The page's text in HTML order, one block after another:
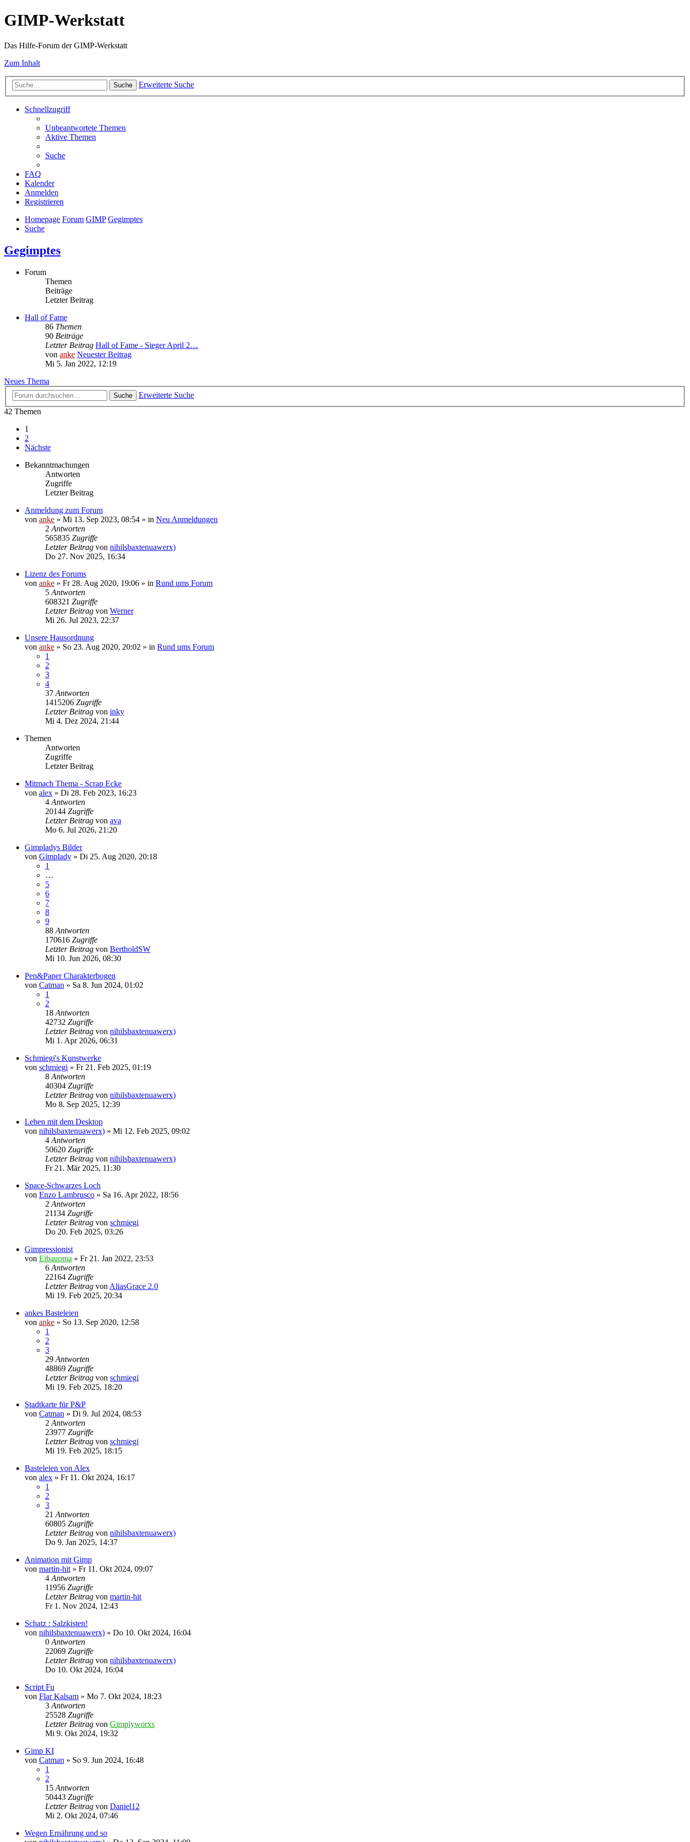
GIMP-Werkstatt
Das Hilfe-Forum der GIMP-Werkstatt
Zum Inhalt
Suche Erweiterte Suche
Schnellzugriff
Unbeantwortete Themen
Aktive Themen
Suche
FAQ
Kalender
Anmelden
Registrieren
Homepage Forum GIMP Gegimptes
Suche
Gegimptes
Forum
Themen
Beiträge
Letzter Beitrag
Hall of Fame
86 Themen
90 Beiträge
Letzter Beitrag Hall of Fame - Sieger April 2…
von anke Neuester Beitrag
Mi 5. Jan 2022, 12:19
Neues Thema
Suche
Erweiterte Suche
42 Themen
1
2
Nächste
Bekanntmachungen
Antworten
Zugriffe
Letzter Beitrag
Anmeldung zum Forum
von anke » Mi 13. Sep 2023, 08:54 » in Neu Anmeldungen
2 Antworten
565835 Zugriffe
Letzter Beitrag von nihilsbaxtenuawerx)
Do 27. Nov 2025, 16:34
Lizenz des Forums
von anke » Fr 28. Aug 2020, 19:06 » in Rund ums Forum
5 Antworten
608321 Zugriffe
Letzter Beitrag von Werner
Mi 26. Jul 2023, 22:37
Unsere Hausordnung
von anke » So 23. Aug 2020, 20:02 » in Rund ums Forum
1
2
3
4
37 Antworten
1415206 Zugriffe
Letzter Beitrag von inky
Mi 4. Dez 2024, 21:44
Themen
Antworten
Zugriffe
Letzter Beitrag
Mitmach Thema - Scrap Ecke
von alex » Di 28. Feb 2023, 16:23
4 Antworten
20144 Zugriffe
Letzter Beitrag von ava
Mo 6. Jul 2026, 21:20
Gimpladys Bilder
von Gimplady » Di 25. Aug 2020, 20:18
1
…
5
6
7
8
9
88 Antworten
170616 Zugriffe
Letzter Beitrag von BertholdSW
Mi 10. Jun 2026, 08:30
Pen&Paper Charakterbogen
von Catman » Sa 8. Jun 2024, 01:02
1
2
18 Antworten
42732 Zugriffe
Letzter Beitrag von nihilsbaxtenuawerx)
Mi 1. Apr 2026, 06:31
Schmiegi's Kunstwerke
von schmiegi » Fr 21. Feb 2025, 01:19
8 Antworten
40304 Zugriffe
Letzter Beitrag von nihilsbaxtenuawerx)
Mo 8. Sep 2025, 12:39
Leben mit dem Desktop
von nihilsbaxtenuawerx) » Mi 12. Feb 2025, 09:02
4 Antworten
50620 Zugriffe
Letzter Beitrag von nihilsbaxtenuawerx)
Fr 21. Mär 2025, 11:30
Space-Schwarzes Loch
von Enzo Lambrusco » Sa 16. Apr 2022, 18:56
2 Antworten
21134 Zugriffe
Letzter Beitrag von schmiegi
Do 20. Feb 2025, 03:26
Gimpressionist
von Eibauoma » Fr 21. Jan 2022, 23:53
6 Antworten
22164 Zugriffe
Letzter Beitrag von AliasGrace 2.0
Mi 19. Feb 2025, 20:34
ankes Basteleien
von anke » So 13. Sep 2020, 12:58
1
2
3
29 Antworten
48869 Zugriffe
Letzter Beitrag von schmiegi
Mi 19. Feb 2025, 18:20
Stadtkarte für P&P
von Catman » Di 9. Jul 2024, 08:53
2 Antworten
23977 Zugriffe
Letzter Beitrag von schmiegi
Mi 19. Feb 2025, 18:15
Basteleien von Alex
von alex » Fr 11. Okt 2024, 16:17
1
2
3
21 Antworten
60805 Zugriffe
Letzter Beitrag von nihilsbaxtenuawerx)
Do 9. Jan 2025, 14:37
Animation mit Gimp
von martin-hit » Fr 11. Okt 2024, 09:07
4 Antworten
11956 Zugriffe
Letzter Beitrag von martin-hit
Fr 1. Nov 2024, 12:43
Schatz : Salzkisten!
von nihilsbaxtenuawerx) » Do 10. Okt 2024, 16:04
0 Antworten
22069 Zugriffe
Letzter Beitrag von nihilsbaxtenuawerx)
Do 10. Okt 2024, 16:04
Script Fu
von Flar Kalsam » Mo 7. Okt 2024, 18:23
3 Antworten
25528 Zugriffe
Letzter Beitrag von Gimplyworxs
Mi 9. Okt 2024, 19:32
Gimp KI
von Catman » So 9. Jun 2024, 16:48
1
2
15 Antworten
50443 Zugriffe
Letzter Beitrag von Daniel12
Mi 2. Okt 2024, 07:46
Wegen Ernährung und so